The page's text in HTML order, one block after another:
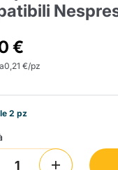
Decalcificanti e Filtri
€
0,21 €/pz
2 pz